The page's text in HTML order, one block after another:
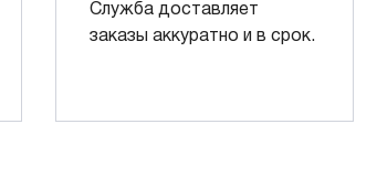
Служба доставляет
заказы аккуратно и в срок.